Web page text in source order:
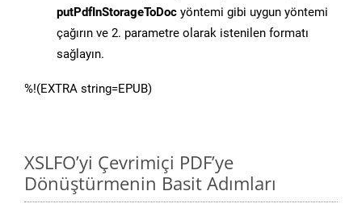
putPdfInStorageToDoc yöntemi gibi uygun yöntemi
çağırın ve 2. parametre olarak istenilen formatı
sağlayın.
%!(EXTRA string=EPUB)
XSLFO’yi Çevrimiçi PDF’ye
Dönüştürmenin Basit Adımları